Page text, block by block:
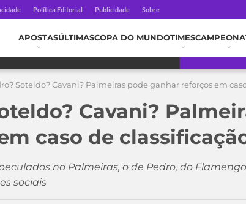
Política Editorial Publicidade Sobre
APOSTASÚLTIMASCOPA DO MUNDOTIMES
Soteldo? Cavani? Palmeiras pode ganhar reforços em
Cavani?
caso de
no Palmeiras, o de Pedro, do
sociais